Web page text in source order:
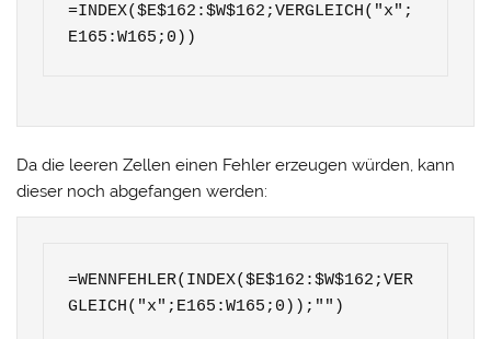
=INDEX($E$162:$W$162;VERGLEICH("x";
E165:W165;0))
Da die leeren Zellen einen Fehler erzeugen würden, kann
dieser noch abgefangen werden:
=WENNFEHLER(INDEX($E$162:$W$162;VER
GLEICH("x";E165:W165;0));"")